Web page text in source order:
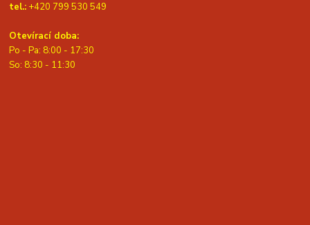
tel.: +420 799 530 549
Otevírací doba:
Po - Pa: 8:00 - 17:30
So: 8:30 - 11:30